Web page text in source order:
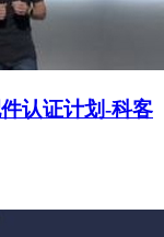
认证计划-科客